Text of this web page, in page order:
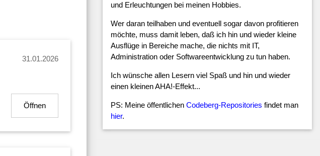
31.01.2026
Öffnen
und Erleuchtungen bei meinen Hobbies.
Wer daran teilhaben und eventuell sogar davon profitieren
möchte, muss damit leben, daß ich hin und wieder kleine
Ausflüge in Bereiche mache, die nichts mit IT,
Administration oder Softwareentwicklung zu tun haben.
Ich wünsche allen Lesern viel Spaß und hin und wieder
einen kleinen AHA!-Effekt...
PS: Meine öffentlichen Codeberg-Repositories findet man
hier.